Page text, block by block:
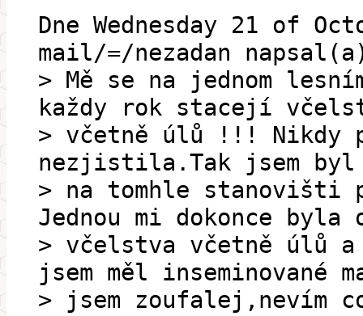
Dne Wednesday 21 of
mail/=/nezadan
> Mě se na jednom
každy rok stacejí
> včetně úlů !!! Nikdy
nezjistila.Tak jsem byl
> na tomhle
Jednou mi dokonce byla
> včelstva včetně úlů a
jsem měl inseminované
> jsem zoufalej,nevím